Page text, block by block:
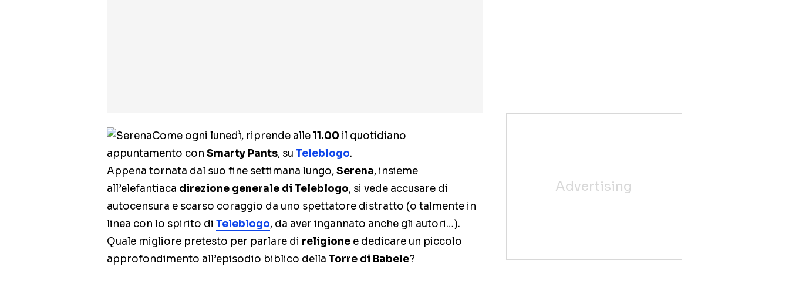
Come ogni lunedì, riprende alle11.00 il quotidiano
appuntamento con Smarty Pants, su Teleblogo.
Appena tornata dal suo fine settimana lungo,Serena, insieme
all’elefantiaca direzione generale di Teleblogo, si vede accusare di
autocensura e scarso coraggio da uno spettatore distratto (o talmente in
linea con lo spirito di Teleblogo, da aver ingannato anche gli autori…).
Quale migliore pretesto per parlare di religione e dedicare un piccolo
approfondimento all’episodio biblico della Torre di Babele?